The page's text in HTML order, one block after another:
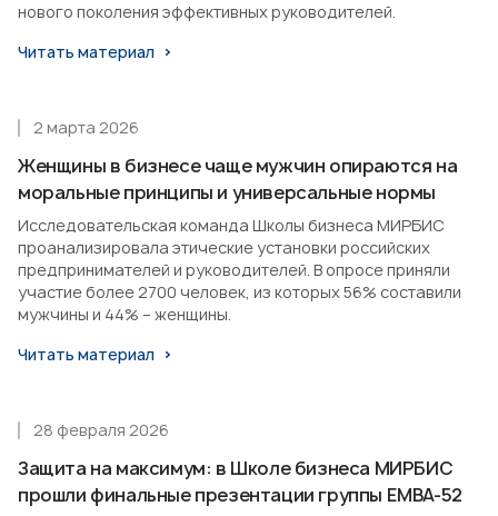
нового поколения эффективных руководителей.
Читать материал
Женщины в бизнесе чаще мужчин опираются на
моральные принципы и универсальные нормы
2 марта 2026
Исследовательская команда Школы бизнеса МИРБИС
проанализировала этические установки российских
предпринимателей и руководителей. В опросе приняли
участие более 2700 человек, из которых 56% составили
мужчины и 44% – женщины.
Читать материал
Защита на максимум: в Школе бизнеса МИРБИС
прошли финальные презентации группы EMBA-52
28 февраля 2026